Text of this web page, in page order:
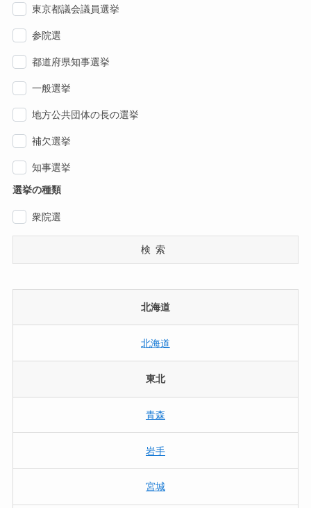
東京都議会議員選挙
参院選
都道府県知事選挙
一般選挙
地方公共団体の長の選挙
補欠選挙
知事選挙
選挙の種類
衆院選
検索
北海道
北海道
東北
青森
岩手
宮城